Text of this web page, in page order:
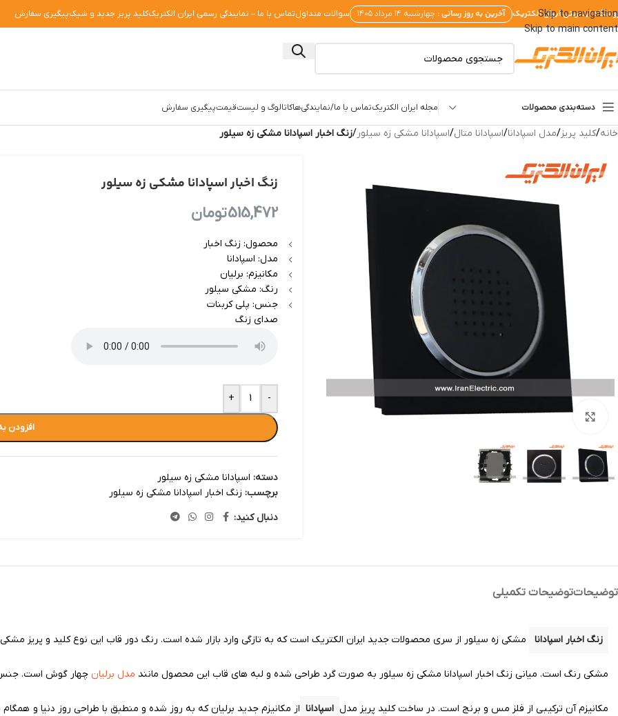
Skip to navigation
Skip to main content
اینترنتی ایران الکتریک آخرین به روز رسانی : چهارشنبه ۱۴ مرداد ۱۴۰۵ سوالات متداولتماس با ما – نمایندگی رسمی ایران الکتریککلید پریز جدید و شیکپیگیری سفارش
دسته‌بندی محصولات مجله ایران الکتریکتماس با ما/نمایندگی‌هاکاتالوگ و لیست‌قیمتپیگیری سفارش
خانه/کلید پریز/مدل اسپادانا/اسپادانا متال/اسپادانا مشکی زه سیلور/زنگ اخبار اسپادانا مشکی زه سیلور
بزرگنمایی تصویر
زنگ اخبار اسپادانا مشکی زه سیلور
515,472تومان
محصول: زنگ اخبار
مدل: اسپادانا
مکانیزم: برلیان
رنگ: مشکی سیلور
جنس: پلی کربنات
صدای زنگ
-
+
افزودن
دسته: اسپادانا مشکی زه سیلور
برچسب: زنگ اخبار اسپادانا مشکی زه سیلور
دنبال کنید:
توضیحاتتوضیحات تکمیلی
زنگ اخبار اسپادانا مشکی زه سیلور از سری محصولات جدید ایران الکتریک است که به تازگی وارد بازار شده است. رنگ دور قاب این نوع کلید و پریز
مشکی رنگ است. میانی زنگ اخبار اسپادانا مشکی زه سیلور به صورت گرد طراحی شده و لبه های قاب این محصول مانند مدل برلیان چهار گوش است. جنس
مکانیزم آن ترکیبی از فلز مس و برنج است. در ساخت کلید پریز مدل اسپادانا از مکانیزم جدید برلیان که به روز شده و منطبق با طراحی روز دنیا و